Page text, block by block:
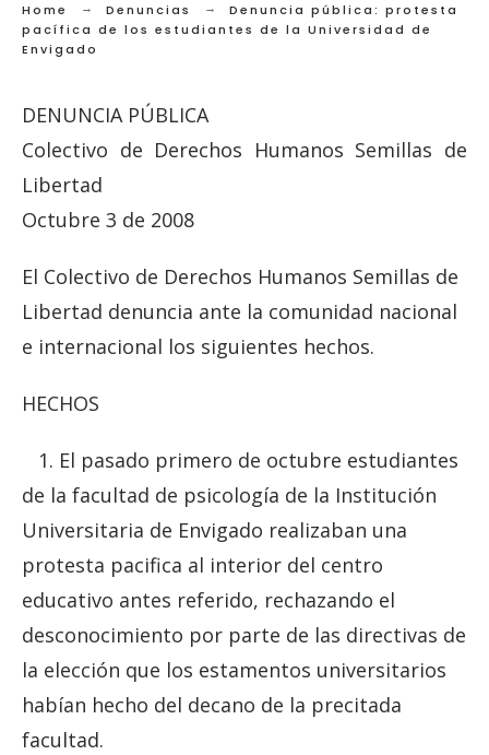
Home Denuncias
Denuncia pública: protesta
pacífica de los estudiantes de la Universidad de
Envigado
DENUNCIA PÚBLICA
Colectivo de Derechos Humanos Semillas de
Libertad
Octubre 3 de 2008
El Colectivo de Derechos Humanos Semillas de
Libertad denuncia ante la comunidad nacional
e internacional los siguientes hechos.
HECHOS
1. El pasado primero de octubre estudiantes
de la facultad de psicología de la Institución
Universitaria de Envigado realizaban una
protesta pacifica al interior del centro
educativo antes referido, rechazando el
desconocimiento por parte de las directivas de
la elección que los estamentos universitarios
habían hecho del decano de la precitada
facultad.